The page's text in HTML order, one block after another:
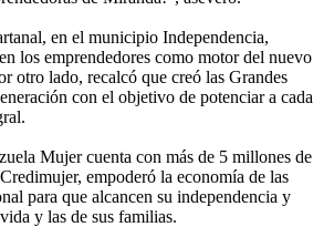
en el municipio Independencia,
los emprendedores como motor del nuevo
otro lado, recalcó que creó las Grandes
con el objetivo de potenciar a cada
Mujer cuenta con más de 5 millones de
empoderó la economía de las
para que alcancen su independencia y
y las de sus familias.